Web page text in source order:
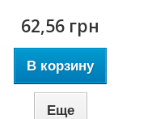
62,56 грн
В корзину
Еще